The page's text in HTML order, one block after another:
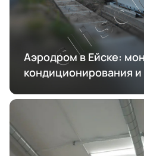
Аэродром в Ейске:
кондиционирования